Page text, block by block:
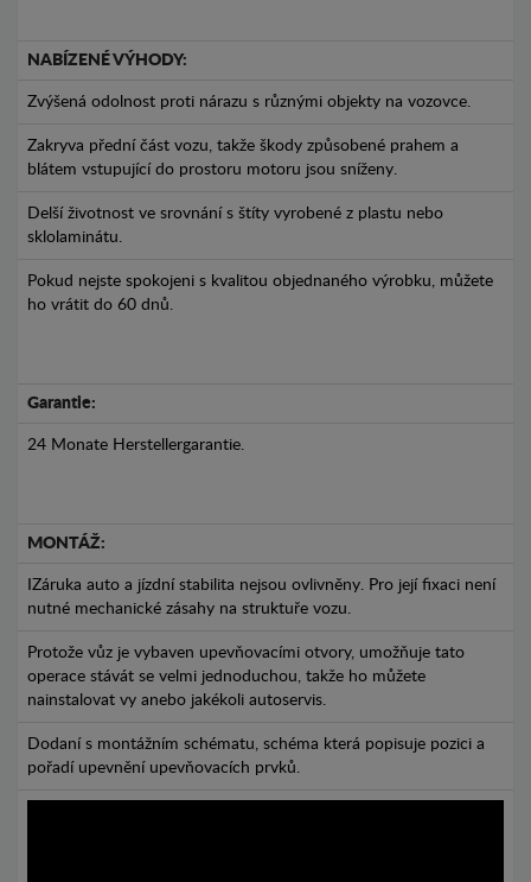
NABÍZENÉ VÝHODY:
Zvýšená odolnost proti nárazu s různými objekty na vozovce.
Zakryva přední část vozu, takže škody způsobené prahem a
blátem vstupující do prostoru motoru jsou sníženy.
Delší životnost ve srovnání s štíty vyrobené z plastu nebo
sklolaminátu.
Pokud nejste spokojeni s kvalitou objednaného výrobku, můžete
ho vrátit do 60 dnů.
Garantie:
24 Monate Herstellergarantie.
MONTÁŽ:
IZáruka auto a jízdní stabilita nejsou ovlivněny. Pro její fixaci není
nutné mechanické zásahy na struktuře vozu.
Protože vůz je vybaven upevňovacími otvory, umožňuje tato
operace stávát se velmi jednoduchou, takže ho můžete
nainstalovat vy anebo jakékoli autoservis.
Dodaní s montážním schématu, schéma která popisuje pozici a
pořadí upevnění upevňovacích prvků.